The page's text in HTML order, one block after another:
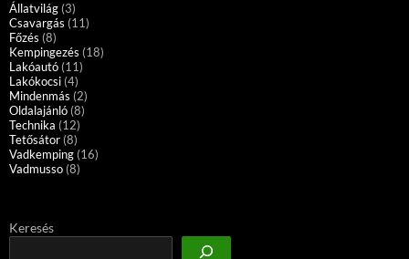
Állatvilág (3)
Csavargás (11)
Főzés (8)
Kempingezés (18)
Lakóautó (11)
Lakókocsi (4)
Mindenmás (2)
Oldalajánló (8)
Technika (12)
Tetősátor (8)
Vadkemping (16)
Vadmusso (8)
Keresés